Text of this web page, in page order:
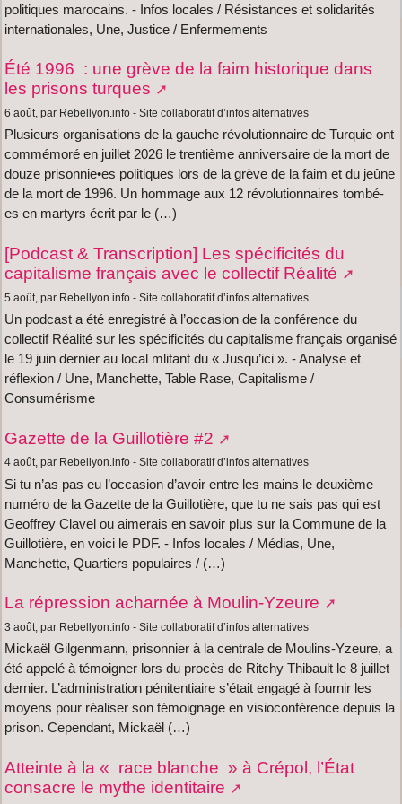
politiques marocains. - Infos locales / Résistances et solidarités
internationales, Une, Justice / Enfermements
Été 1996 : une grève de la faim historique dans
les prisons turques
6 août, par Rebellyon.info - Site collaboratif d’infos alternatives
Plusieurs organisations de la gauche révolutionnaire de Turquie ont
commémoré en juillet 2026 le trentième anniversaire de la mort de
douze prisonnie•es politiques lors de la grève de la faim et du jeûne
de la mort de 1996. Un hommage aux 12 révolutionnaires tombé-
es en martyrs écrit par le (…)
[Podcast & Transcription] Les spécificités du
capitalisme français avec le collectif Réalité
5 août, par Rebellyon.info - Site collaboratif d’infos alternatives
Un podcast a été enregistré à l’occasion de la conférence du
collectif Réalité sur les spécificités du capitalisme français organisé
le 19 juin dernier au local mlitant du « Jusqu’ici ». - Analyse et
réflexion / Une, Manchette, Table Rase, Capitalisme /
Consumérisme
Gazette de la Guillotière #2
4 août, par Rebellyon.info - Site collaboratif d’infos alternatives
Si tu n’as pas eu l’occasion d’avoir entre les mains le deuxième
numéro de la Gazette de la Guillotière, que tu ne sais pas qui est
Geoffrey Clavel ou aimerais en savoir plus sur la Commune de la
Guillotière, en voici le PDF. - Infos locales / Médias, Une,
Manchette, Quartiers populaires / (…)
La répression acharnée à Moulin-Yzeure
3 août, par Rebellyon.info - Site collaboratif d’infos alternatives
Mickaël Gilgenmann, prisonnier à la centrale de Moulins-Yzeure, a
été appelé à témoigner lors du procès de Ritchy Thibault le 8 juillet
dernier. L’administration pénitentiaire s’était engagé à fournir les
moyens pour réaliser son témoignage en visioconférence depuis la
prison. Cependant, Mickaël (…)
Atteinte à la « race blanche » à Crépol, l’État
consacre le mythe identitaire